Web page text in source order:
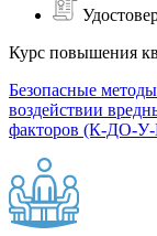
Курс повышения
Безопасные
воздействии
факторов (К-ДО-